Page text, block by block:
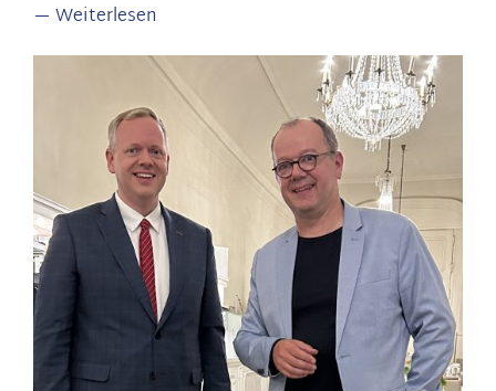
Weiterlesen
Zu
Gast
bei
Gehr:
„Hidden
Champion“
in
Neckarau